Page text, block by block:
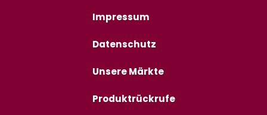
Impressum
Datenschutz
Unsere Märkte
Produktrückrufe